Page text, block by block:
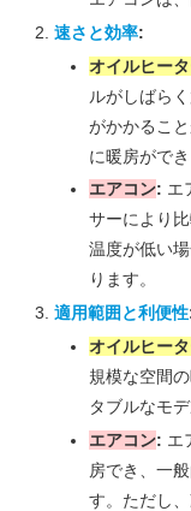
速さと効率:
オイルヒー
ルがしばら
がかかるこ
に暖房ができ
エアコン: エ
サーにより
温度が低い
ります。
適用範囲と利便性
オイルヒー
規模な空間
タブルなモ
エアコン: エ
房でき、一
す。ただし